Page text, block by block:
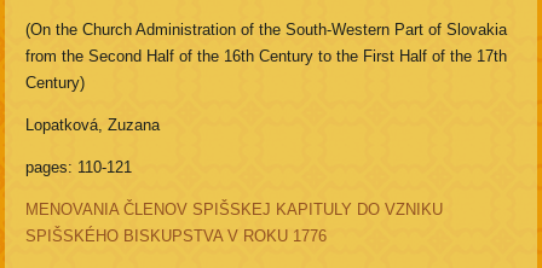
(On the Church Administration of the South-Western Part of Slovakia
from the Second Half of the 16th Century to the First Half of the 17th
Century)
Lopatková, Zuzana
pages: 110-121
MENOVANIA ČLENOV SPIŠSKEJ KAPITULY DO VZNIKU
SPIŠSKÉHO BISKUPSTVA V ROKU 1776